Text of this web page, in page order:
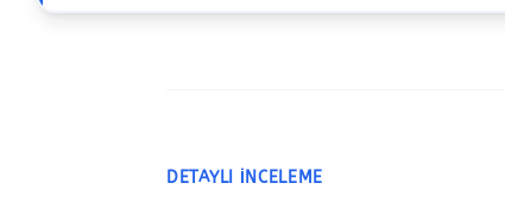
DETAYLI İNCELEME